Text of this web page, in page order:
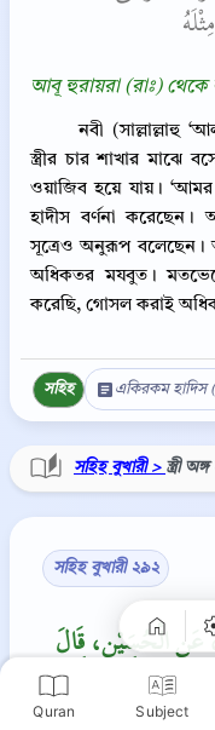
Quran Subject
আবূ হুরায়রা (রাঃ) থেকে
নবী (সাল্লাল্লাহু
স্ত্রীর চার শাখার মাঝে
ওয়াজিব হয়ে যায়।
হাদীস বর্ণনা
সূত্রেও অনুরূপ বলেছেন।
অধিকতর মযবুত।
করেছি, গোসল করাই
সহিহ একিরকম হাদিস
সহিহ বুখারী > স্ত্রী
সহিহ বুখারী ২৯২
عَنِ الْحُسَيْنِ، قَالَ
يَسَارٍ، أَخْبَرَهُ أَنَّ زَيْدَ
بْنَ عَفَّانَ فَقَالَ